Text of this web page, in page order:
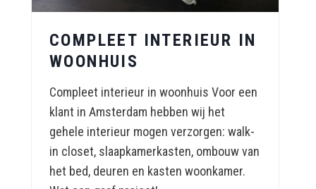
COMPLEET INTERIEUR IN
WOONHUIS
Compleet interieur in woonhuis Voor een
klant in Amsterdam hebben wij het
gehele interieur mogen verzorgen: walk-
in closet, slaapkamerkasten, ombouw van
het bed, deuren en kasten woonkamer.